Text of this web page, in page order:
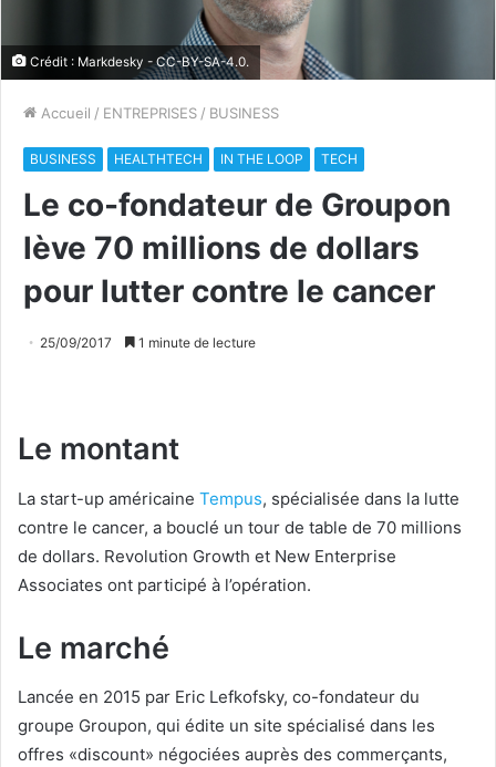
Crédit : Markdesky - CC-BY-SA-4.0.
Accueil / ENTREPRISES / BUSINESS
BUSINESS HEALTHTECH IN THE LOOP TECH
Le co-fondateur de Groupon
lève 70 millions de dollars
pour lutter contre le cancer
25/09/2017 1 minute de lecture
Le montant
La start-up américaine Tempus, spécialisée dans la lutte
contre le cancer, a bouclé un tour de table de 70 millions
de dollars. Revolution Growth et New Enterprise
Associates ont participé à l’opération.
Le marché
Lancée en 2015 par Eric Lefkofsky, co-fondateur du
groupe Groupon, qui édite un site spécialisé dans les
offres «discount» négociées auprès des commerçants,